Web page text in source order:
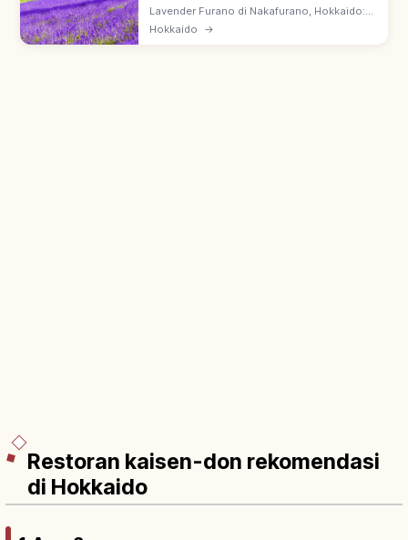
Berkunjung
Lavender Furano di Nakafurano, Hokkaido:
hamparan bunga ungu cerah destinasi
Hokkaido →
Restoran kaisen-don rekomendasi
di Hokkaido